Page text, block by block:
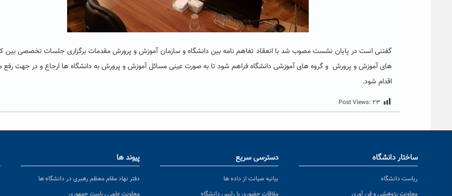
گفتنی است در پایان نشست مصوب شد با انعقاد تفاهم نامه بین دانشگاه و سازمان آموزش و پرورش مقدمات برگزاری جلسات تخصصی بین
های آموزش و پرورش و گروه های آموزشی دانشگاه فراهم شود تا به صورت عینی مسائل آموزش و پرورش به دانشگاه ها ارجاع و در جهت رفع
اقدام شود.
Post Views: ۲۳
ساختار دانشگاه
ریاست دانشگاه
دسترسی سریع
بیانیه صیانت از داده ها
پیوند ها
دفتر نهاد مقام معظم رهبری در دانشگاه ها